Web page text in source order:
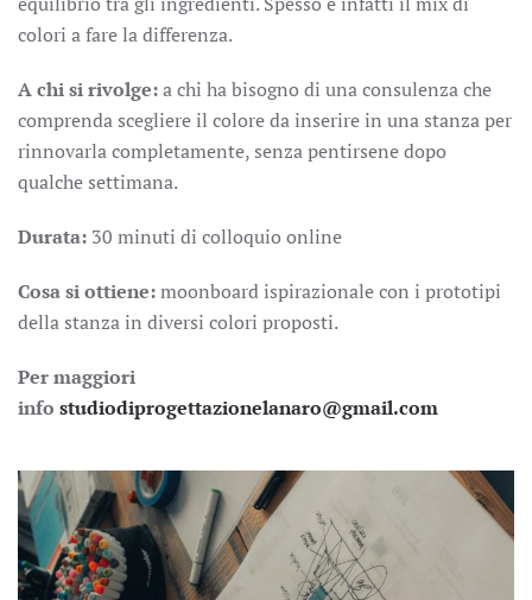
colori a fare la differenza.
A chi si rivolge:a chi ha bisogno di una consulenza che
comprenda scegliere il colore da inserire in una stanza per
rinnovarla completamente, senza pentirsene dopo
qualche settimana.
Durata: 30 minuti di colloquio online
Cosa si ottiene:moonboard ispirazionale con i prototipi
della stanza in diversi colori proposti.
Per maggiori
info studiodiprogettazionelanaro@gmail.com